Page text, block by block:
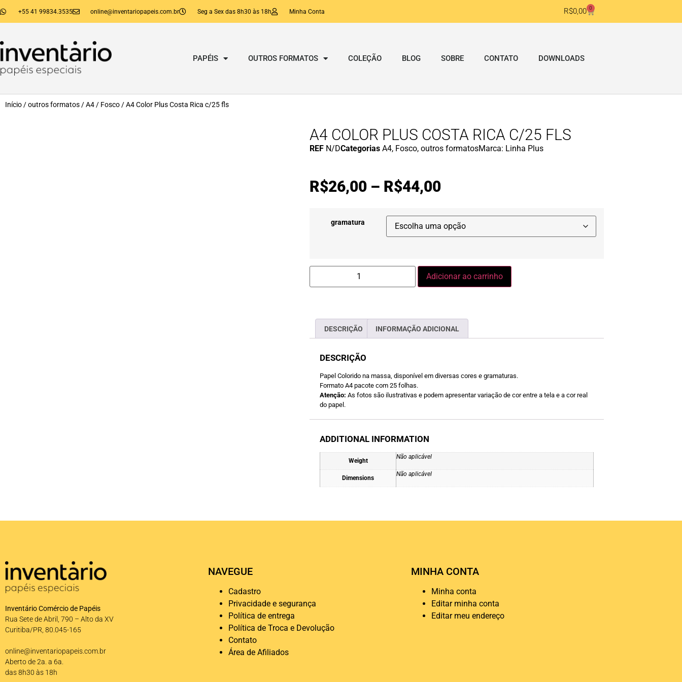
+55 41 99834.3535 online@inventariopapeis.com.br Seg a Sex das 8h30 às 18h Minha Conta R$0,00 0
PAPÉIS OUTROS FORMATOS COLEÇÃO BLOG SOBRE CONTATO DOWNLOADS
Início /outros formatos /A4 / Fosco / A4 Color Plus Costa Rica c/25 fls
A4 COLOR PLUS COSTA RICA C/25 FLS
REF N/DCategorias A4, Fosco, outros formatosMarca: Linha Plus
R$26,00 – R$44,00
gramatura
Adicionar ao carrinho
DESCRIÇÃO INFORMAÇÃO ADICIONAL
DESCRIÇÃO
Papel Colorido na massa, disponível em diversas cores e gramaturas.
Formato A4 pacote com 25 folhas.
Atenção: As fotos são ilustrativas e podem apresentar variação de cor entre a tela e a cor real
do papel.
ADDITIONAL INFORMATION
Weight
Não aplicável
Dimensions
Não aplicável
Inventário Comércio de Papéis
Rua Sete de Abril, 790 – Alto da XV
Curitiba/PR, 80.045-165
online@inventariopapeis.com.br
Aberto de 2a. a 6a.
das 8h30 às 18h
NAVEGUE
Cadastro
Privacidade e segurança
Política de entrega
Política de Troca e Devolução
Contato
Área de Afiliados
MINHA CONTA
Minha conta
Editar minha conta
Editar meu endereço